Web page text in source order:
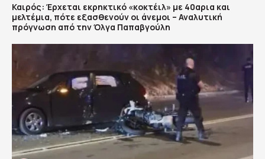
Καιρός: Έρχεται εκρηκτικό «κοκτέιλ» με 40αρια και
μελτέμια, πότε εξασθενούν οι άνεμοι – Αναλυτική
πρόγνωση από την Όλγα Παπαβγούλη